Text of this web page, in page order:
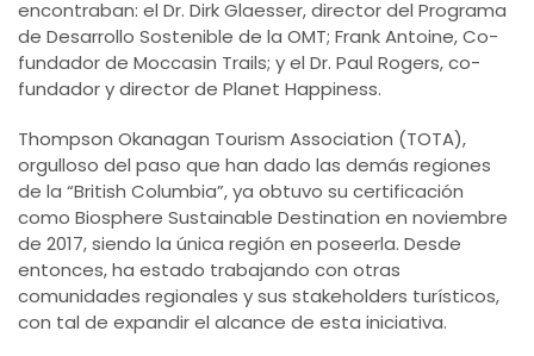
encontraban: el Dr. Dirk Glaesser, director del Programa
de Desarrollo Sostenible de la OMT; Frank Antoine, Co-
fundador de Moccasin Trails; y el Dr. Paul Rogers, co-
fundador y director de Planet Happiness.
Thompson Okanagan Tourism Association (TOTA),
orgulloso del paso que han dado las demás regiones
de la “British Columbia”, ya obtuvo su certificación
como Biosphere Sustainable Destination en noviembre
de 2017, siendo la única región en poseerla. Desde
entonces, ha estado trabajando con otras
comunidades regionales y sus stakeholders turísticos,
con tal de expandir el alcance de esta iniciativa.